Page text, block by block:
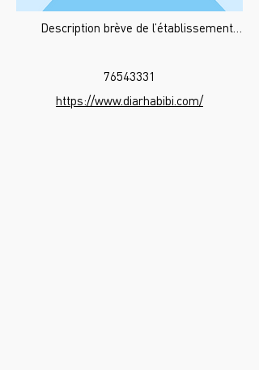
Description brève de l’établissement…
76543331
https://www.diarhabibi.com/